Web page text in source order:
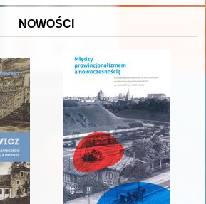
NOWOŚCI